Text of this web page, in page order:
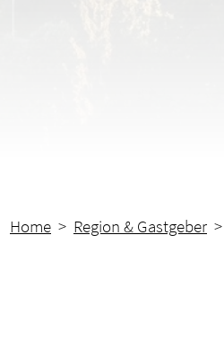
Home > Region & Gastgeber >